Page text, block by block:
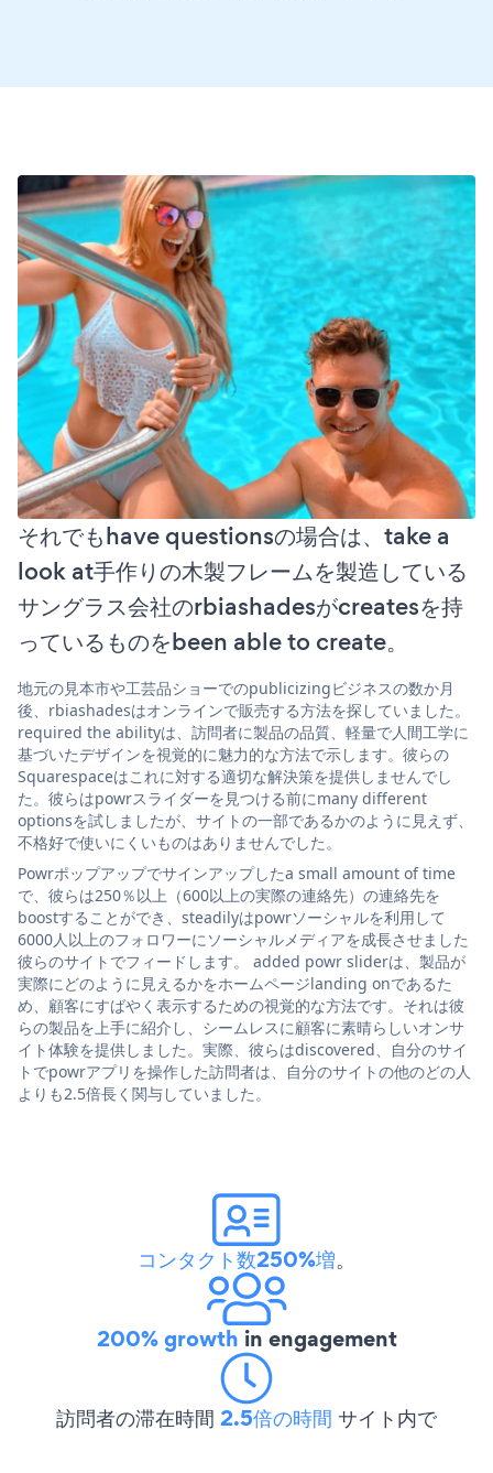
それでもhave questionsの場合は、take a
look at手作りの木製フレームを製造している
サングラス会社のrbiashadesがcreatesを持
っているものをbeen able to create。
地元の見本市や工芸品ショーでのpublicizingビジネスの数か月
後、rbiashadesはオンラインで販売する方法を探していました。
required the abilityは、訪問者に製品の品質、軽量で人間工学に
基づいたデザインを視覚的に魅力的な方法で示します。彼らの
Squarespaceはこれに対する適切な解決策を提供しませんでし
た。彼らはpowrスライダーを見つける前にmany different
optionsを試しましたが、サイトの一部であるかのように見えず、
不格好で使いにくいものはありませんでした。
Powrポップアップでサインアップしたa small amount of time
で、彼らは250％以上（600以上の実際の連絡先）の連絡先を
boostすることができ、steadilyはpowrソーシャルを利用して
6000人以上のフォロワーにソーシャルメディアを成長させました
彼らのサイトでフィードします。 added powr sliderは、製品が
実際にどのように見えるかをホームページlanding onであるた
め、顧客にすばやく表示するための視覚的な方法です。それは彼
らの製品を上手に紹介し、シームレスに顧客に素晴らしいオンサ
イト体験を提供しました。実際、彼らはdiscovered、自分のサイ
トでpowrアプリを操作した訪問者は、自分のサイトの他のどの人
よりも2.5倍長く関与していました。
コンタクト数250%増。
200% growth in engagement
訪問者の滞在時間 2.5倍の時間 サイト内で